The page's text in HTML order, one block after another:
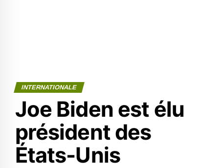
INTERNATIONALE
Joe Biden est élu
président des
États-Unis